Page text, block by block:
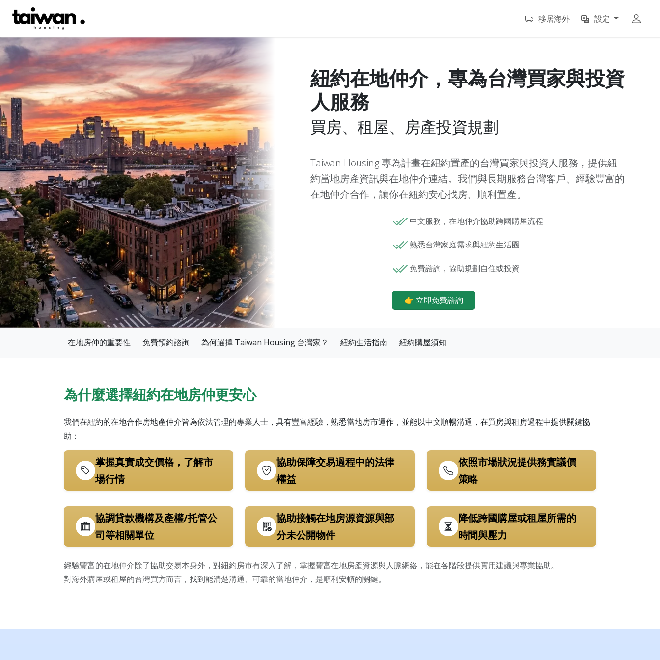
移居海外 設定
紐約在地仲介，專為台灣買家與投資
人服務
買房、租屋、房產投資規劃
👉 立即免費諮詢
中文服務，在地仲介協助跨國購屋流程
熟悉台灣家庭需求與紐約生活圈
免費諮詢，協助規劃自住或投資
Taiwan Housing 專為計畫在紐約置產的台灣買家與投資人服務，提供紐
約當地房產資訊與在地仲介連結。我們與長期服務台灣客戶、經驗豐富的
在地仲介合作，讓你在紐約安心找房、順利置產。
在地房仲的重要性 免費預約諮詢 為何選擇 Taiwan Housing 台灣家？ 紐約生活指南 紐約購屋須知
為什麼選擇紐約在地房仲更安心
我們在紐約的在地合作房地產仲介皆為依法管理的專業人士，具有豐富經驗，熟悉當地房市運作，並能以中文順暢溝通，在買房與租房過程中提供關鍵協
助：
掌握真實成交價格，了解市
場行情
協助保障交易過程中的法律
權益
依照市場狀況提供務實議價
策略
協調貸款機構及產權/托管公
司等相關單位
協助接觸在地房源資源與部
分未公開物件
降低跨國購屋或租屋所需的
時間與壓力
經驗豐富的在地仲介除了協助交易本身外，對紐約房市有深入了解，掌握豐富在地房產資源與人脈網絡，能在各階段提供實用建議與專業協助。
對海外購屋或租屋的台灣買方而言，找到能清楚溝通、可靠的當地仲介，是順利安頓的關鍵。